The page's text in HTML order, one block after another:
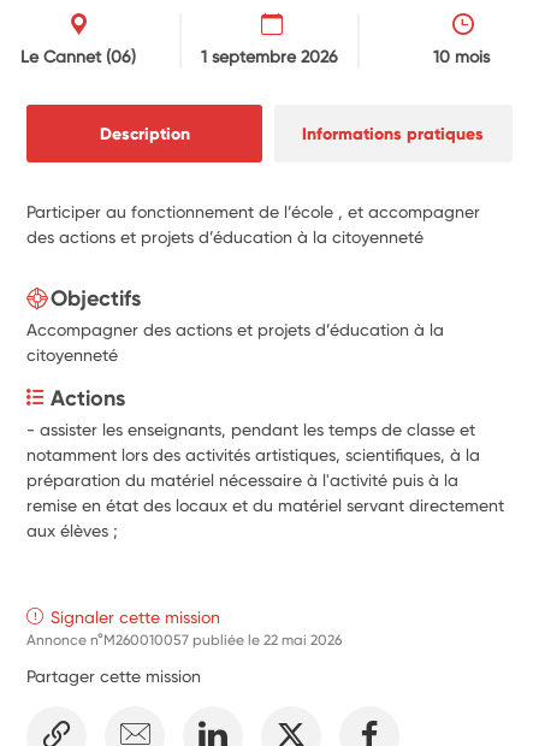
Le Cannet(06) 1 septembre 2026 10 mois
Description Informations pratiques
Participer au fonctionnement de l’école , et accompagner
des actions et projets d’éducation à la citoyenneté
Objectifs
Accompagner des actions et projets d’éducation à la
citoyenneté
Actions
- assister les enseignants, pendant les temps de classe et
notamment lors des activités artistiques, scientifiques, à la
préparation du matériel nécessaire à l'activité puis à la
remise en état des locaux et du matériel servant directement
aux élèves ;
Signaler cette mission
Annonce n°M260010057 publiée le22 mai 2026
Partager cette mission